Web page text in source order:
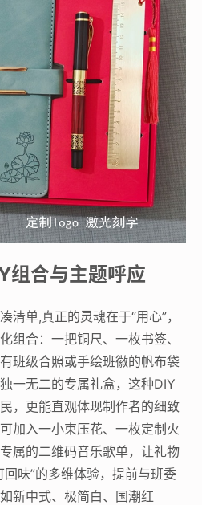
组合与主题呼应
清单,真正的灵魂在于“用心”，
组合：一把铜尺、一枚书签、
班级合照或手绘班徽的帆布袋
一无二的专属礼盒，这种DIY
，更能直观体现制作者的细致
加入一小束压花、一枚定制火
属的二维码音乐歌单，让礼物
味”的多维体验，提前与班委
新中式、极简白、国潮红